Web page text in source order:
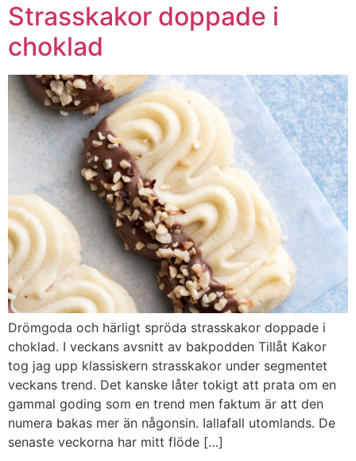
Strasskakor doppade i
choklad
Drömgoda och härligt spröda strasskakor doppade i
choklad. I veckans avsnitt av bakpodden Tillåt Kakor
tog jag upp klassiskern strasskakor under segmentet
veckans trend. Det kanske låter tokigt att prata om en
gammal goding som en trend men faktum är att den
numera bakas mer än någonsin. Iallafall utomlands. De
senaste veckorna har mitt flöde […]